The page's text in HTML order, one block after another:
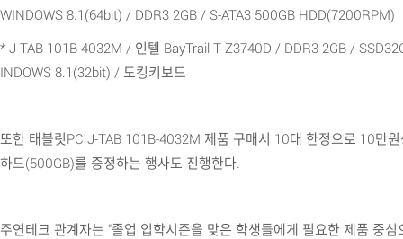
WINDOWS 8.1(64bit) / DDR3 2GB / S-ATA3 500GB HDD(7200RPM)
* J-TAB 101B-4032M / 인텔 BayTrail-T Z3740D / DDR3 2GB /
INDOWS 8.1(32bit) / 도킹키보드
또한 태블릿PC J-TAB 101B-4032M 제품 구매시 10대 한정으로 10만
하드(500GB)를 증정하는 행사도 진행한다.
주연테크 관계자는 "졸업 입학시즌을 맞은 학생들에게 필요한 제품 중